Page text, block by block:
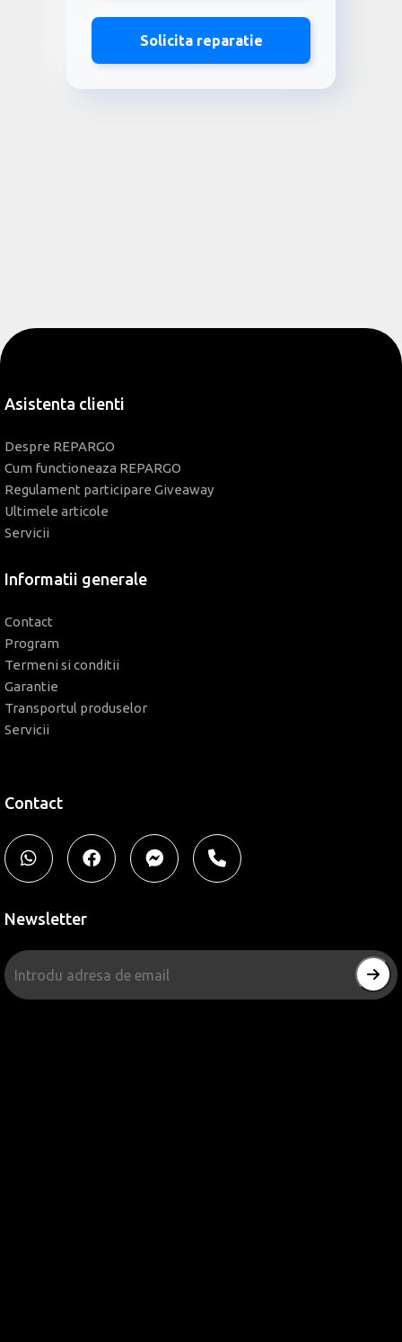
Solicita reparatie
Asistenta clienti
Despre REPARGO
Cum functioneaza REPARGO
Regulament participare Giveaway
Ultimele articole
Servicii
Informatii generale
Contact
Program
Termeni si conditii
Garantie
Transportul produselor
Servicii
Contact
Newsletter